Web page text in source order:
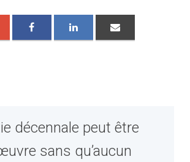
décennale peut être
sans qu’aucun